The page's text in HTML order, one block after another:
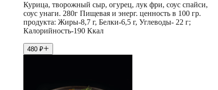
Курица, творожный сыр, огурец, лук фри, соус спайси,
соус унаги. 280г Пищевая и энерг. ценность в 100 гр.
продукта: Жиры-8,7 г, Белки-6,5 г, Углеводы- 22 г;
Калорийность-190 Ккал
480 ₽